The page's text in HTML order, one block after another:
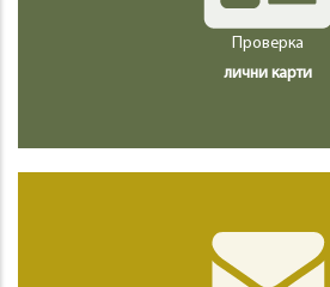
Проверка
лични карти